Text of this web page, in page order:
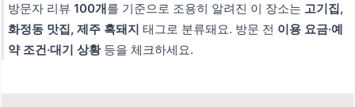
방문자 리뷰100개를 기준으로 조용히 알려진 이 장소는 고기집,
화정동 맛집, 제주 흑돼지 태그로 분류돼요. 방문 전 이용 요금·예
약 조건·대기 상황등을 체크하세요.